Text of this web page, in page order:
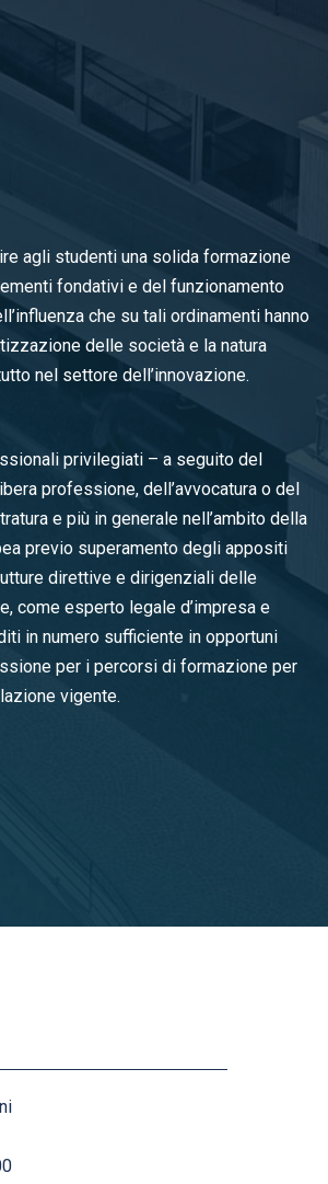
agli studenti una solida formazione
fondativi e del funzionamento
che su tali ordinamenti hanno
delle società e la natura
nel settore dell’innovazione.
privilegiati – a seguito del
professione, dell’avvocatura o del
e più in generale nell’ambito della
previo superamento degli appositi
direttive e dirigenziali delle
come esperto legale d’impresa e
in numero sufficiente in opportuni
per i percorsi di formazione per
vigente.